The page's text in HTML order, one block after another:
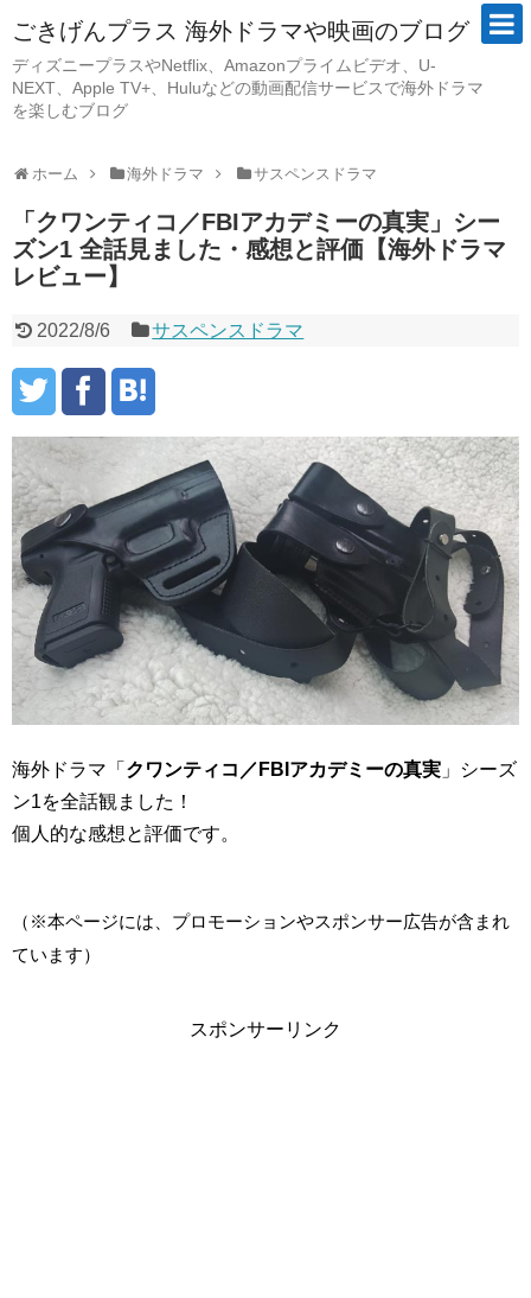
ごきげんプラス 海外ドラマや映画のブログ
ディズニープラスやNetflix、Amazonプライムビデオ、U-
NEXT、Apple TV+、Huluなどの動画配信サービスで海外ドラマ
を楽しむブログ
ホーム 海外ドラマ サスペンスドラマ
「クワンティコ／FBIアカデミーの真実」シー
ズン1 全話見ました・感想と評価【海外ドラマ
レビュー】
2022/8/6 サスペンスドラマ
海外ドラマ「 クワンティコ／FBIアカデミーの真実 」シーズ
ン1を全話観ました！
個人的な感想と評価です。
（※本ページには、プロモーションやスポンサー広告が含まれ
ています）
スポンサーリンク